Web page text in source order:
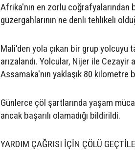
Afrika'nın en zorlu
güzergahlarının ne denli tehlikeli
Mali'den yola çıkan bir grup yolcuyu
arızalandı. Yolcular, Nijer ile Cezayir
Assamaka'nın yaklaşık 80 kilometre
Günlerce çöl şartlarında yaşam
ancak başarılı olamadığı bildirildi.
YARDIM ÇAĞRISI İÇİN ÇÖLÜ